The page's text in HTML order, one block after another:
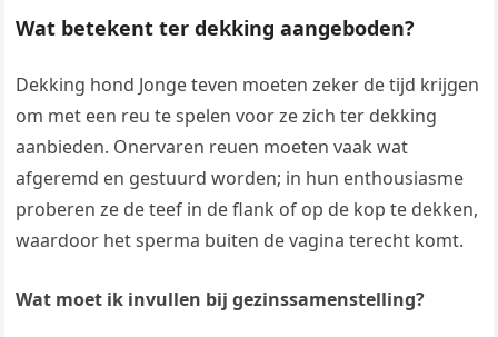
Wat betekent ter dekking aangeboden?
Dekking hond Jonge teven moeten zeker de tijd krijgen
om met een reu te spelen voor ze zich ter dekking
aanbieden. Onervaren reuen moeten vaak wat
afgeremd en gestuurd worden; in hun enthousiasme
proberen ze de teef in de flank of op de kop te dekken,
waardoor het sperma buiten de vagina terecht komt.
Wat moet ik invullen bij gezinssamenstelling?